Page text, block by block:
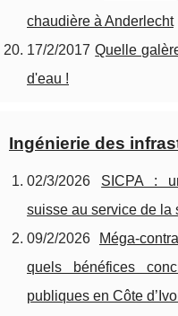
chaudière à Anderlecht
17/2/2017Quelle
d'eau !
Ingénierie des
02/3/2026 SICPA :
suisse au service de la
09/2/2026
Méga-
quels bénéfices
publiques en Côte